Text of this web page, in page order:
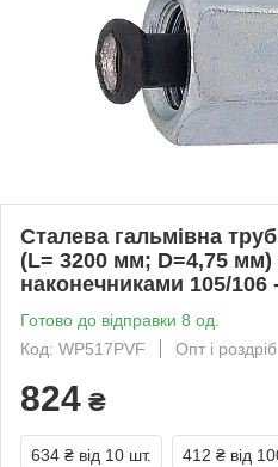
Сталева гальмівна
(L= 3200 мм; D=4,75 мм)
наконечниками 105/106
Готово до відправки 8 од.
Код: WP517PVF
Опт і роздріб
824 ₴
634 ₴ від 10 шт. 412 ₴ від